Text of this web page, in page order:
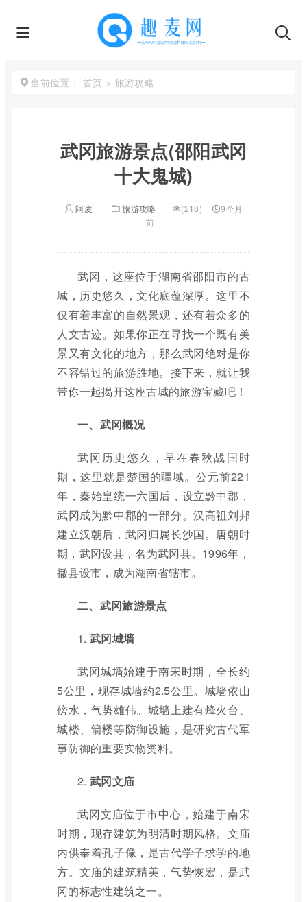
当前位置： 首页 > 旅游攻略
武冈旅游景点(邵阳武冈
十大鬼城)
阿麦 旅游攻略 (218)
9个月
前
武冈，这座位于湖南省邵阳市的古
城，历史悠久，文化底蕴深厚。这里不
仅有着丰富的自然景观，还有着众多的
人文古迹。如果你正在寻找一个既有美
景又有文化的地方，那么武冈绝对是你
不容错过的旅游胜地。接下来，就让我
带你一起揭开这座古城的旅游宝藏吧！
一、武冈概况
武冈历史悠久，早在春秋战国时
期，这里就是楚国的疆域。公元前221
年，秦始皇统一六国后，设立黔中郡，
武冈成为黔中郡的一部分。汉高祖刘邦
建立汉朝后，武冈归属长沙国。唐朝时
期，武冈设县，名为武冈县。1996年，
撤县设市，成为湖南省辖市。
二、武冈旅游景点
1. 武冈城墙
武冈城墙始建于南宋时期，全长约
5公里，现存城墙约2.5公里。城墙依山
傍水，气势雄伟。城墙上建有烽火台、
城楼、箭楼等防御设施，是研究古代军
事防御的重要实物资料。
2. 武冈文庙
武冈文庙位于市中心，始建于南宋
时期，现存建筑为明清时期风格。文庙
内供奉着孔子像，是古代学子求学的地
方。文庙的建筑精美，气势恢宏，是武
冈的标志性建筑之一。